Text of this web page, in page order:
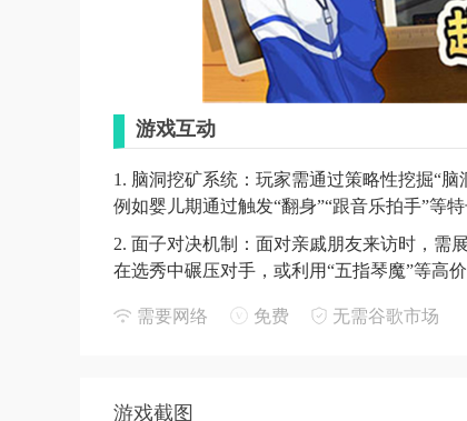
游戏互动
1. 脑洞挖矿系统：玩家需通过策略性挖掘“脑
例如婴儿期通过触发“翻身”“跟音乐拍手”等
2. 面子对决机制：面对亲戚朋友来访时，需
在选秀中碾压对手，或利用“五指琴魔”等高
3. 社交羁绊系统：青春期后解锁14位可交互
力，例如选择举报补课可能影响师生关系，
需要网络 免费 无需谷歌市场
游戏截图